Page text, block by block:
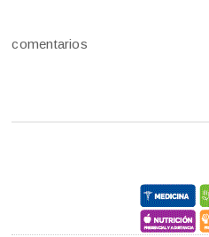
comentarios